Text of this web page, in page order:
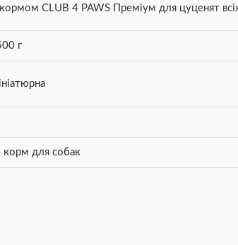
CLUB 4 PAWS Преміум для цуценят
г
корм для собак